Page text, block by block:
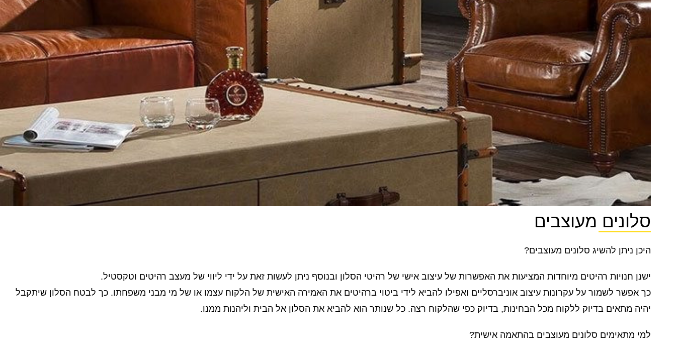
סלונים מעוצבים
היכן ניתן להשיג סלונים מעוצבים?
ישנן חנויות רהיטים מיוחדות המציעות את האפשרות של עיצוב אישי של רהיטי הסלון ובנוסף ניתן לעשות זאת על ידי ליווי של מעצב רהיטים וטקסטיל.
כך אפשר לשמור על עקרונות עיצוב אוניברסליים ואפילו להביא לידי ביטוי ברהיטים את האמירה האישית של הלקוח עצמו או של מי מבני משפחתו. כך לבטח הסלון שיתקבל
יהיה מתאים בדיוק ללקוח מכל הבחינות, בדיוק כפי שהלקוח רצה. כל שנותר הוא להביא את הסלון אל הבית וליהנות ממנו.
למי מתאימים סלונים מעוצבים בהתאמה אישית?